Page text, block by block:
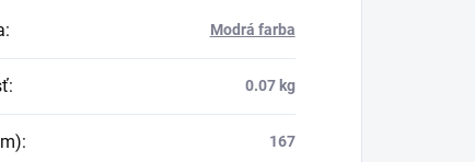
: Modrá farba
: 0.07 kg
: 167